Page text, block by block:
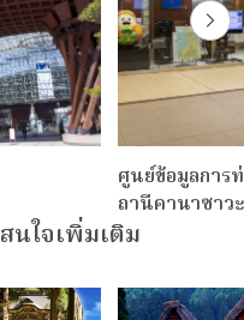
ศูนย์ข้อมูลการ
ถานีคานาซาวะ
นใจเพิ่มเติม